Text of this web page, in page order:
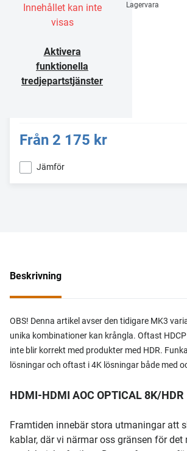
Innehållet kan inte
visas
Aktivera
funktionella
tredjepartstjänster
Lagervara
Från 2 175 kr
Jämför
Beskrivning
OBS! Denna artikel avser den tidigare MK3
unika kombinationer kan krångla. Oftast
inte blir korrekt med produkter med HDR.
lösningar och oftast i 4K lösningar både med
HDMI-HDMI AOC OPTICAL 8K/HDR
Framtiden innebär stora utmaningar att
kablar, där vi närmar oss gränsen för